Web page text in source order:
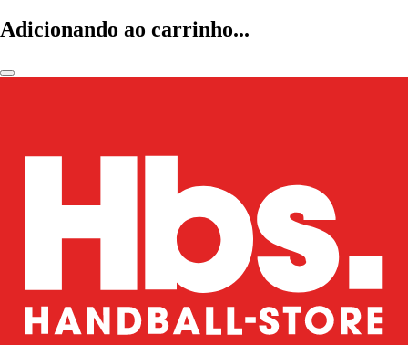
Adicionando ao carrinho...